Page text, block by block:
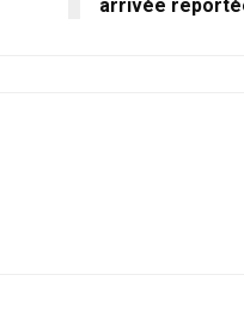
arrivée